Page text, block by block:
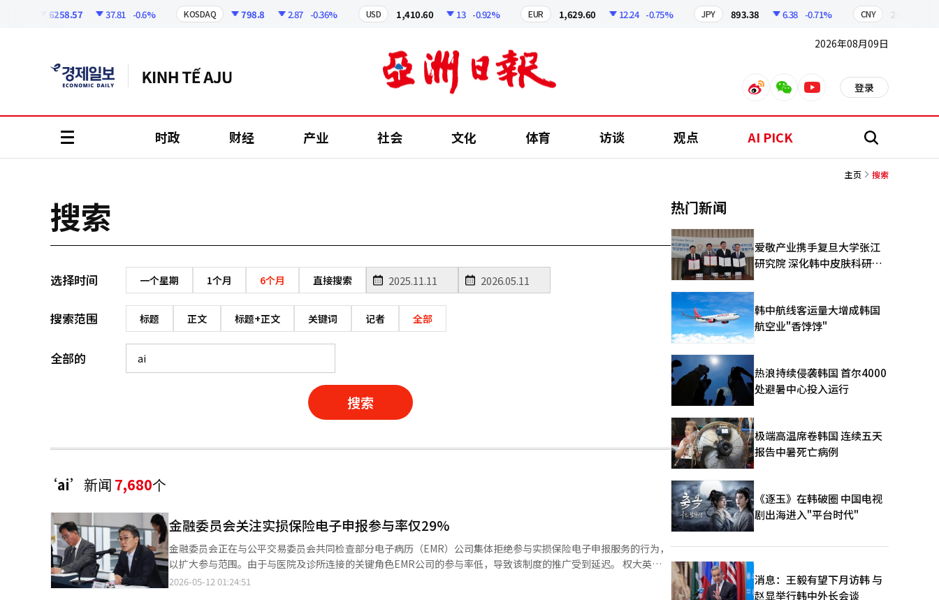
6258.57 37.81 -0.6% KOSDAQ 798.8 2.87 -0.36% USD 1,410.60 13 -0.92% EUR 1,629.60 12.24 -0.75% JPY 893.38 6.38 -0.71% CNY 209.17
2026年08月09日
weiboweixinyoutube 登录
时政 财经 产业 社会 文化 体育 访谈 观点 AI PICK 搜
主页 搜索
搜索
选择时间 一个星期 1个月 6个月 直接搜索
搜索范围 标题 正文 标题+正文 关键词 记者 全部
全部的
搜索
‘ai’ 新闻 7,680个
金融委员会关注实损保险电子申报参与率仅29%
金融委员会正在与公平交易委员会共同检查部分电子病历（EMR）公司集体拒绝参与实损保险电子申报服务的行为，
以扩大参与范围。由于与医院及诊所连接的关键角色EMR公司的参与率低，导致该制度的推广受到延迟。 权大英金
融委员会副委员长在11日于首尔钟路区的损害保险协会举行的“实损保险电子申报（实损24）检查会议”上表
2026-05-12 01:24:51
热门新闻
爱敬产业携手复旦大学张江
研究院 深化韩中皮肤科研合
韩中航线客运量大增成韩国
航空业"香饽饽"
热浪持续侵袭韩国 首尔4000
处避暑中心投入运行
极端高温席卷韩国 连续五天
报告中暑死亡病例
《逐玉》在韩破圈 中国电视
剧出海进入"平台时代"
消息：王毅有望下月访韩 与
赵显举行韩中外长会谈